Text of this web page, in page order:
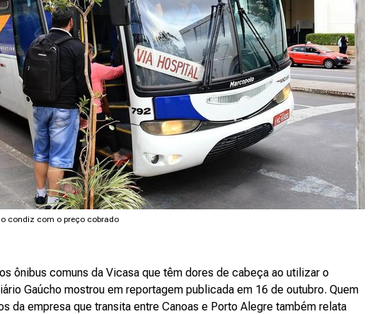
condiz com o preço cobrado
ônibus comuns da Vicasa que têm dores de cabeça ao utilizar o
Gaúcho mostrou em reportagem publicada em 16 de outubro. Quem
da empresa que transita entre Canoas e Porto Alegre também relata